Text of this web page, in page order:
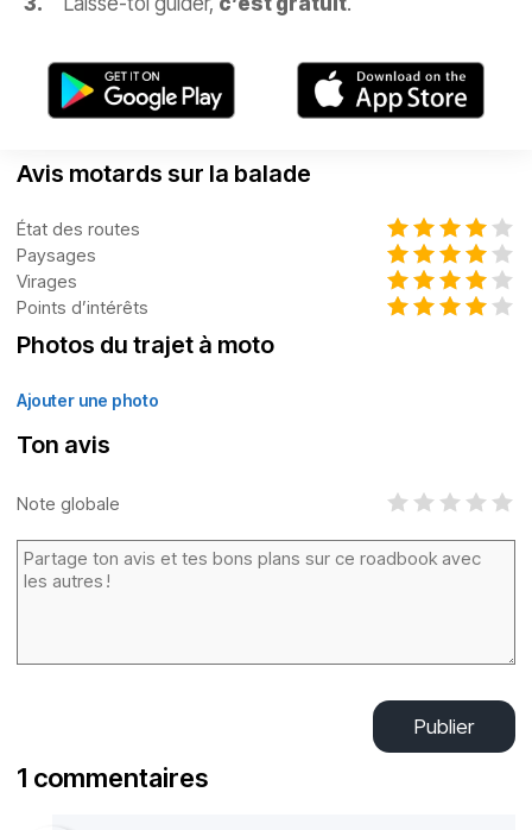
Avis motards sur la balade
État des routes
Paysages
Virages
Points d’intérêts
Photos du trajet à moto
Ajouter une photo
Ton avis
Note globale
Publier
1 commentaires